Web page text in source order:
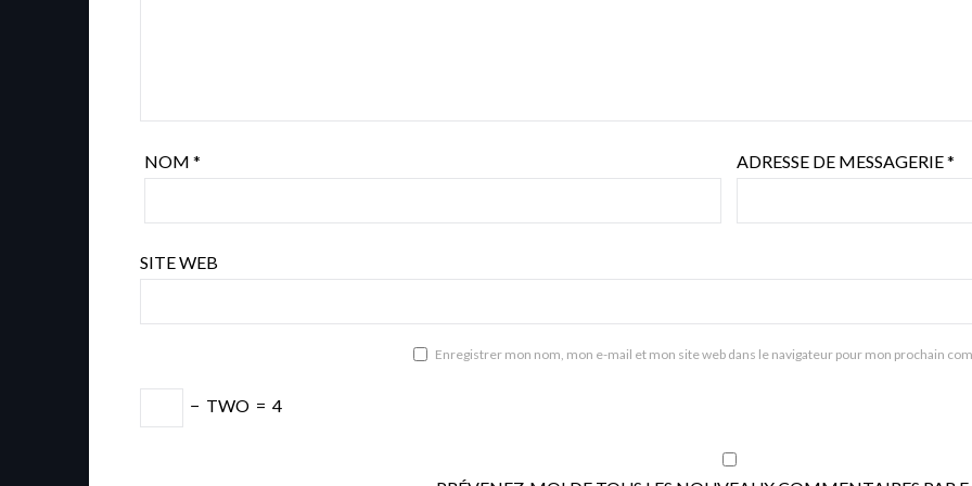
NOM* ADRESSE DE MESSAGERIE*
SITE WEB
Enregistrer mon nom, mon e-mail et mon site web dans le navigateur pour mon prochain
− TWO = 4